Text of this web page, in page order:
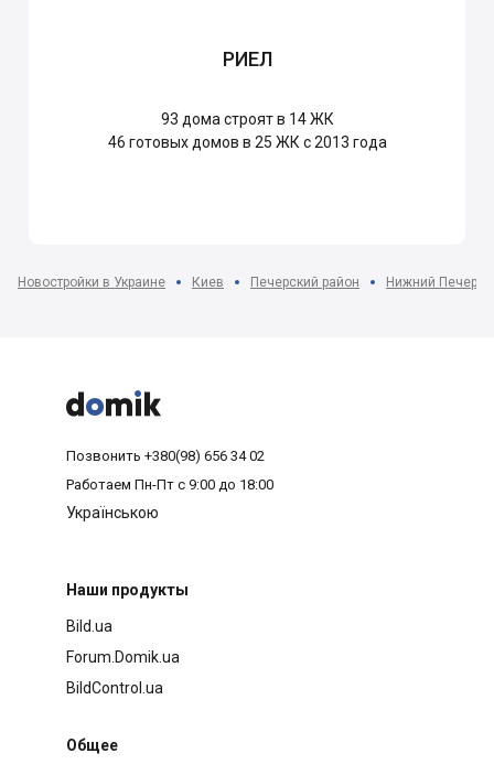
РИЕЛ
93 дома строят в 14 ЖК
46 готовых домов в 25 ЖК с 2013 года
Новостройки в Украине Киев Печерский район Нижний Печерск



Позвонить +380(98) 656 34 02
Работаем Пн-Пт с 9:00 до 18:00
Українською
Наши продукты
Bild.ua
Forum.Domik.ua
BildControl.ua
Общее